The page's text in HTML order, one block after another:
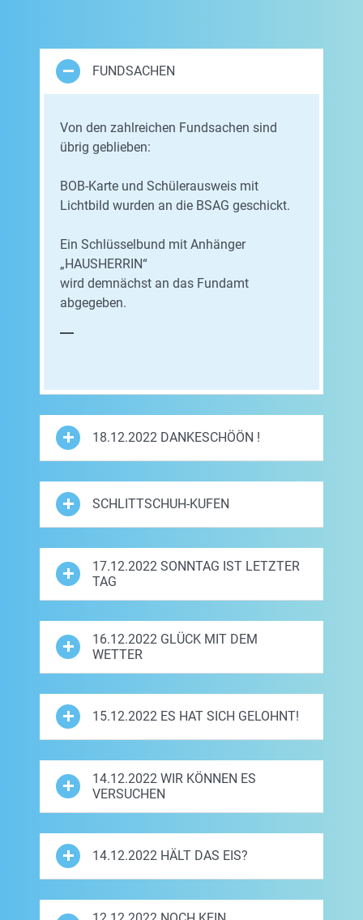
FUNDSACHEN
Von den zahlreichen Fundsachen sind
übrig geblieben:
BOB-Karte und Schülerausweis mit
Lichtbild wurden an die BSAG geschickt.
Ein Schlüsselbund mit Anhänger
„HAUSHERRIN“
wird demnächst an das Fundamt
abgegeben.
18.12.2022 DANKESCHÖÖN !
SCHLITTSCHUH-KUFEN
17.12.2022 SONNTAG IST LETZTER
TAG
16.12.2022 GLÜCK MIT DEM
WETTER
15.12.2022 ES HAT SICH GELOHNT!
14.12.2022 WIR KÖNNEN ES
VERSUCHEN
14.12.2022 HÄLT DAS EIS?